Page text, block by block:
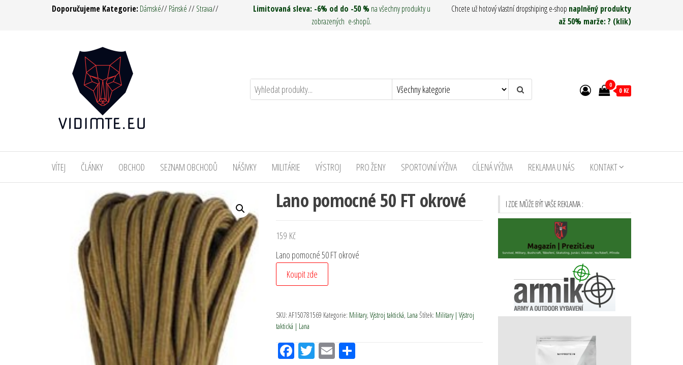
Doporučujeme Kategorie: Dámské//Pánské//Strava// Limitovaná sleva: -6% od do -50 % na všechny produkty u
zobrazených e-shopů.
Chcete už hotový vlastní dropshiping e-shop naplněný produkty
až 50% marže: ? (klik)
0
0 Kč
VÍTEJ ČLÁNKY OBCHOD SEZNAM OBCHODŮ NÁŠIVKY MILITÁRIE VÝSTROJ PRO ŽENY SPORTOVNÍ VÝŽIVA CÍLENÁ VÝŽIVA REKLAMA U NÁS KONTAKT
Lano pomocné 50 FT okrové
159 Kč
Lano pomocné 50 FT okrové
Koupit zde
SKU: AF150781569 Kategorie: Military, Výstroj taktická, Lana Štítek: Military | Výstroj
taktická | Lana
FacTw EmSh
I ZDE MŮŽE BÝT VAŠE REKLAMA :